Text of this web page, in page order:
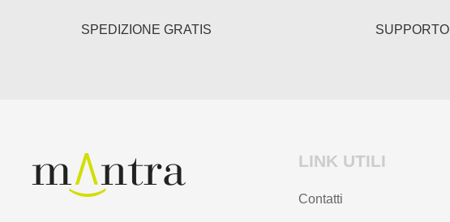
SPEDIZIONE GRATIS SUPPORTO
LINK UTILI
Contatti